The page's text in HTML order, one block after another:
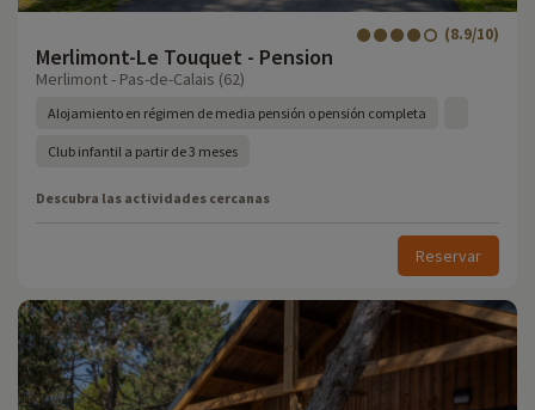
Merlimont-Le Touquet - Pension
(8.9/10)
Merlimont - Pas-de-Calais (62)
Alojamiento en régimen de media pensión o pensión completa
Club infantil a partir de 3 meses
Descubra las actividades cercanas
Reservar